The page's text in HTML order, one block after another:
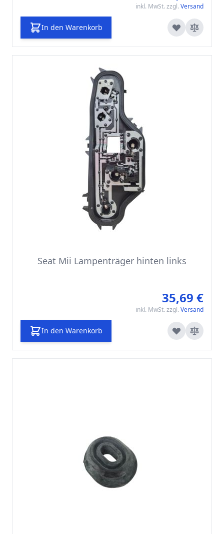
inkl. MwSt. zzgl. Versand
In den Warenkorb
Seat Mii Lampenträger hinten links
35,69 €
inkl. MwSt. zzgl. Versand
In den Warenkorb